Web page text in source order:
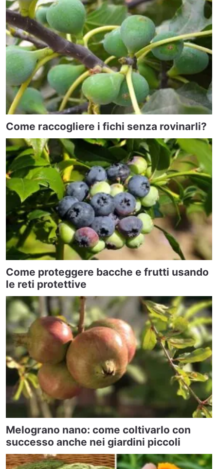
Come raccogliere i fichi senza rovinarli?
Come proteggere bacche e frutti usando
le reti protettive
Melograno nano: come coltivarlo con
successo anche nei giardini piccoli